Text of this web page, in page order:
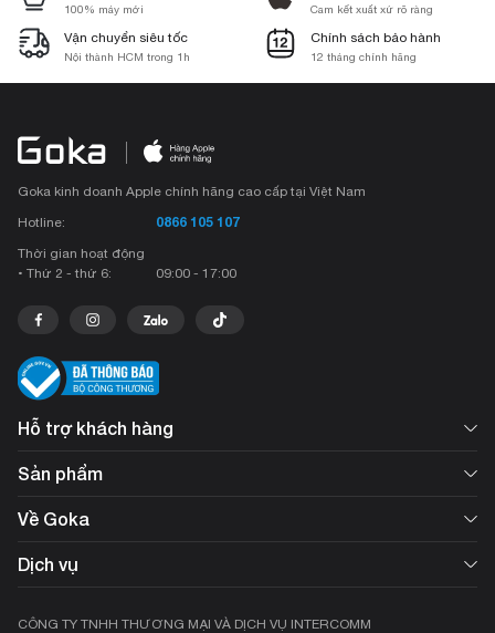
100% máy mới Cam kết xuất xứ rõ ràng
Vận chuyển siêu tốc
Nội thành HCM trong 1h
Chính sách bảo hành
12 tháng chính hãng
Goka kinh doanh Apple chính hãng cao cấp tại Việt Nam
Hotline:
0866 105 107
Thời gian hoạt động
• Thứ 2 - thứ 6:
09:00 - 17:00
Hỗ trợ khách hàng
Sản phẩm
Về Goka
Dịch vụ
CÔNG TY TNHH THƯƠNG MẠI VÀ DỊCH VỤ INTERCOMM